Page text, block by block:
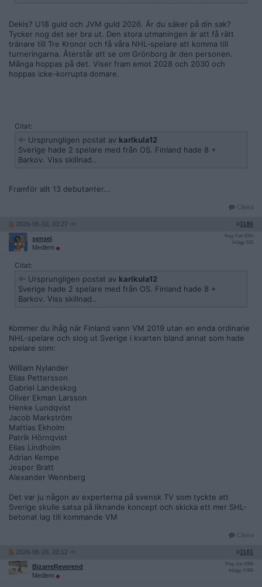
Dekis? U18 guld och JVM guld 2026. Är du säker på din sak?
Tycker nog det ser bra ut. Den stora utmaningen är att få rätt
tränare till Tre Kronor och få våra NHL-spelare att komma till
turneringarna. Återstår att se om Grönborg är den personen.
Många hoppas på det. Viser fram emot 2028 och 2030 och
hoppas icke-korrupta domare.
Citat:
Ursprungligen postat av karlkula12
Sverige hade 2 spelare med från OS. Finland hade 8 +
Barkov. Viss skillnad..
Framför allt 13 debutanter...
Citera
2026-06-10, 03:27 #1180
sensei
Medlem
Reg: Feb 2004
Inlägg: 616
Citat:
Ursprungligen postat av karlkula12
Sverige hade 2 spelare med från OS. Finland hade 8 +
Barkov. Viss skillnad..
Kommer du ihåg när Finland vann VM 2019 utan en enda ordinarie
NHL-spelare och slog ut Sverige i kvarten bland annat som hade
spelare som:
William Nylander
Elias Pettersson
Gabriel Landeskog
Oliver Ekman Larsson
Henke Lundqvist
Jacob Markström
Mattias Ekholm
Patrik Hörnqvist
Elias Lindholm
Adrian Kempe
Jesper Bratt
Alexander Wennberg
Det var ju någon av experterna på svensk TV som tyckte att
Sverige skulle satsa på liknande koncept och skicka ett mer SHL-
betonat lag till kommande VM
Citera
2026-06-28, 20:12 #1181
BizarreReverend
Medlem
Reg: Jun 2008
Inlägg: 4 068